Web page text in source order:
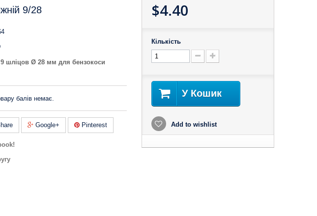
9/28
9 шліцов Ø 28 мм для бензокоси
балів немає.
Google+ Pinterest
$4.40
Кількість
У Кошик
Add to wishlist